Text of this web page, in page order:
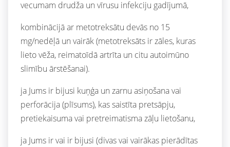
vecumam drudža un vīrusu infekciju gadījumā,
kombinācijā ar metotreksātu devās no 15
mg/nedēļā un vairāk (metotreksāts ir zāles, kuras
lieto vēža, reimatoīdā artrīta un citu autoimūno
slimību ārstēšanai).
ja Jums ir bijusi kuņģa un zarnu asiņošana vai
perforācija (plīsums), kas saistīta pretsāpju,
pretiekaisuma vai pretreimatisma zāļu lietošanu,
ja Jums ir vai ir bijusi (divas vai vairākas pierādītas